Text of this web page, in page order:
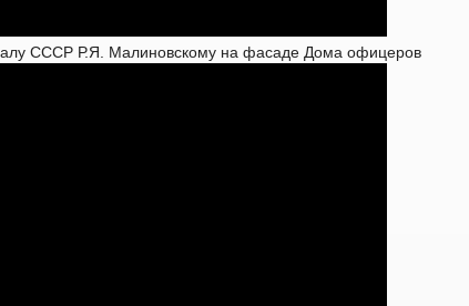
СССР Р.Я. Малиновскому на фасаде Дома офицеров